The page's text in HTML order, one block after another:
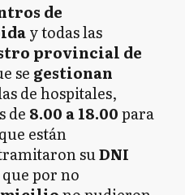
de
y todas las
provincial de
se gestionan
de hospitales,
de 8.00 a 18.00para
que están
suDNI
por no